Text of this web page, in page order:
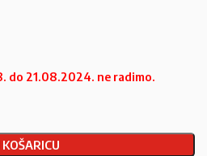
do 21.08.2024. ne radimo.
KOŠARICU